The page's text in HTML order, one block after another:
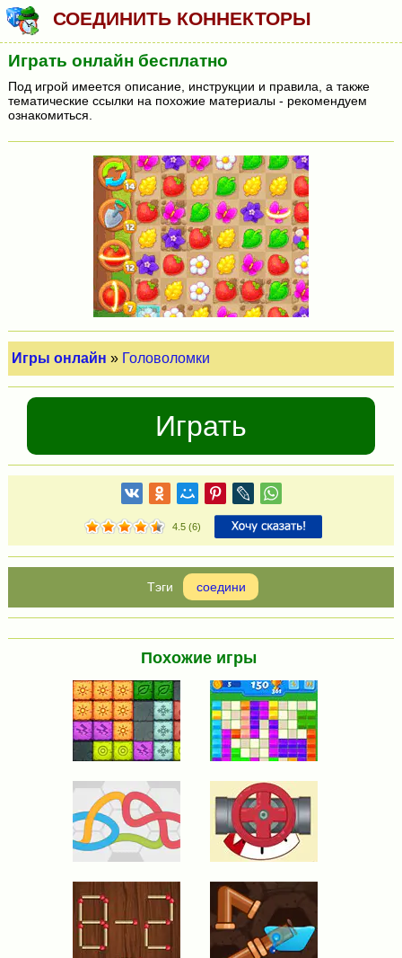
СОЕДИНИТЬ КОННЕКТОРЫ
Играть онлайн бесплатно
Под игрой имеется описание, инструкции и правила, а также
тематические ссылки на похожие материалы - рекомендуем
ознакомиться.
Игры онлайн » Головоломки
Играть
4.5(6)
соедини
Похожие игры